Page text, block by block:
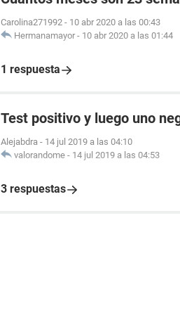
Carolina271992 - 10 abr 2020 a las 00:43
Hermanamayor - 10 abr 2020 a las 01:44
1 respuesta
Test positivo y luego uno
Alejabdra - 14 jul 2019 a las 04:10
valorandome - 14 jul 2019 a las 04:53
3 respuestas